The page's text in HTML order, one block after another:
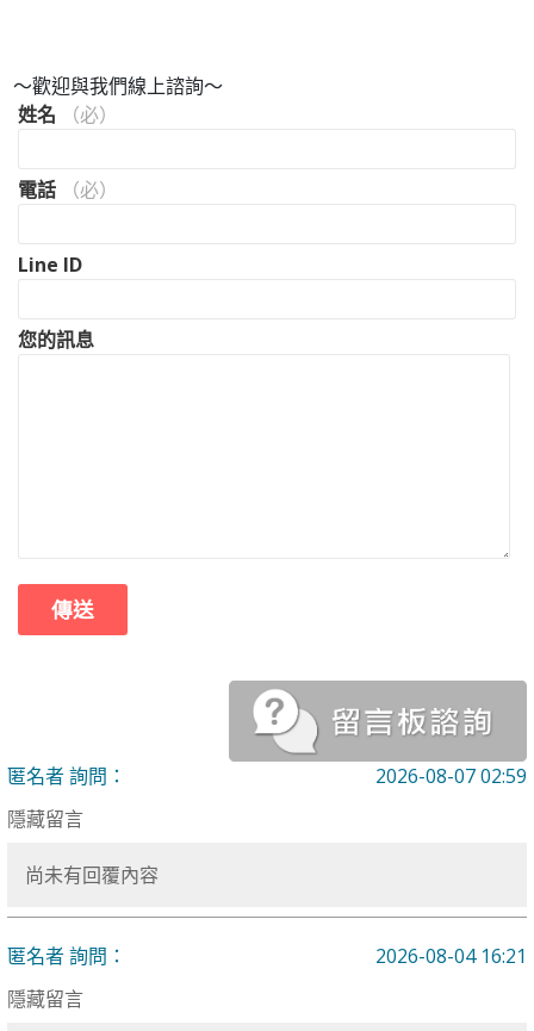
～歡迎與我們線上諮詢～
姓名 （必）
電話 （必）
Line ID
您的訊息
匿名者 詢問：
2026-08-07 02:59
隱藏留言
尚未有回覆內容
匿名者 詢問：
2026-08-04 16:21
隱藏留言